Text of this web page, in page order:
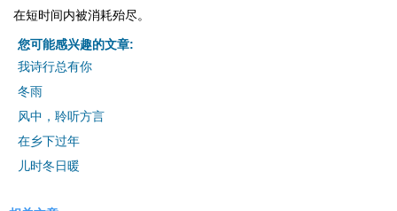
在短时间内被消耗殆尽。
您可能感兴趣的文章:
我诗行总有你
冬雨
风中，聆听方言
在乡下过年
儿时冬日暖